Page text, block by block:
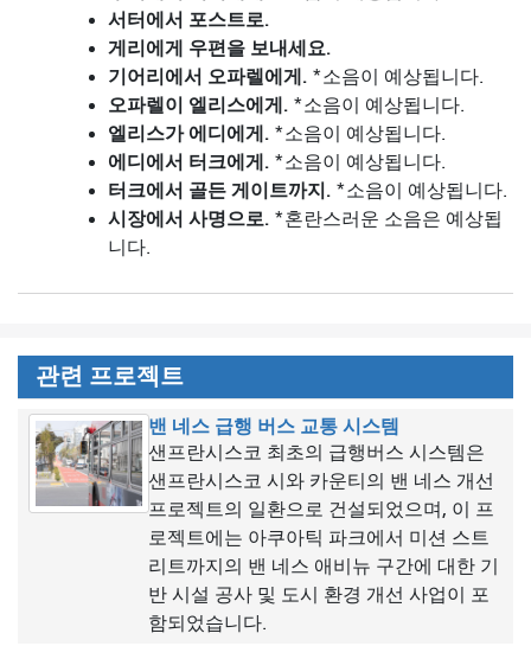
서터에서 포스트로.
게리에게 우편을 보내세요.
기어리에서 오파렐에게. *소음이 예상됩니다.
오파렐이 엘리스에게. *소음이 예상됩니다.
엘리스가 에디에게. *소음이 예상됩니다.
에디에서 터크에게. *소음이 예상됩니다.
터크에서 골든 게이트까지. *소음이 예상됩니다.
시장에서 사명으로. *혼란스러운 소음은 예상됩
니다.
관련 프로젝트
밴 네스 급행 버스 교통 시스템
샌프란시스코 최초의 급행버스 시스템은
샌프란시스코 시와 카운티의 밴 네스 개선
프로젝트의 일환으로 건설되었으며, 이 프
로젝트에는 아쿠아틱 파크에서 미션 스트
리트까지의 밴 네스 애비뉴 구간에 대한 기
반 시설 공사 및 도시 환경 개선 사업이 포
함되었습니다.